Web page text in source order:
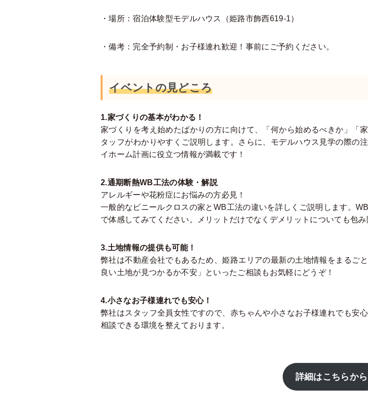
・場所：宿泊体験型モデルハウス（姫路市飾西619-1）
・備考：完全予約制・お子様連れ歓迎！事前にご予約ください。
イベントの見どころ
1.家づくりの基本がわかる！
家づくりを考え始めたばかりの方に向けて、「何から始めるべきか」「
タッフがわかりやすくご説明します。さらに、モデルハウス見学の際の
イホーム計画に役立つ情報が満載です！
2.通期断熱WB工法の体験・解説
アレルギーや花粉症にお悩みの方必見！
一般的なビニールクロスの家とWB工法の違いを詳しくご説明します。
で体感してみてください。メリットだけでなくデメリットについても包み
3.土地情報の提供も可能！
弊社は不動産会社でもあるため、姫路エリアの最新の土地情報をまるご
良い土地が見つかるか不安」といったご相談もお気軽にどうぞ！
4.小さなお子様連れでも安心！
弊社はスタッフ全員女性ですので、赤ちゃんや小さなお子様連れでも安
相談できる環境を整えております。
詳細はこちらから